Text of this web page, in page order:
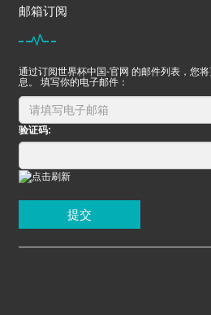
邮箱订阅
通过订阅世界杯中国-官网 的邮件列表，您
息。 填写你的电子邮件：
验证码:
提交